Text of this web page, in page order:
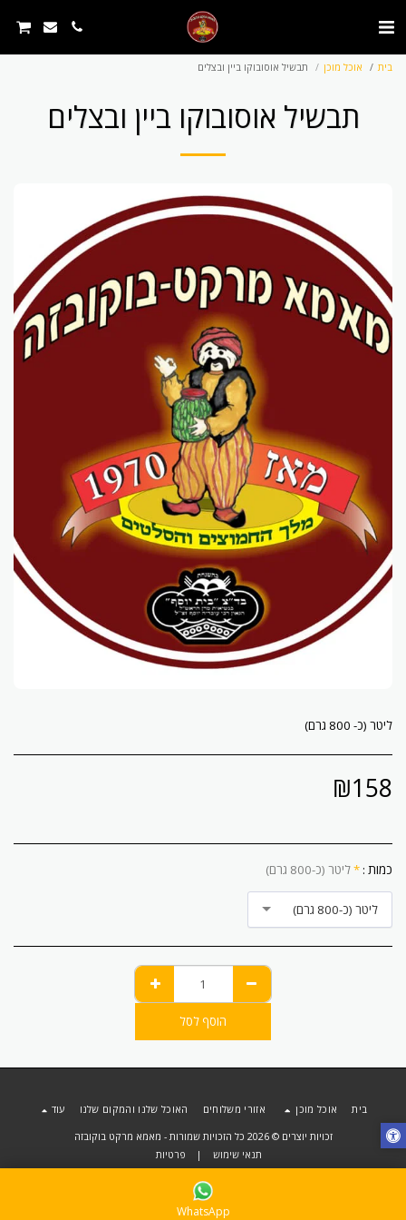
בית אוכל מוכן תבשיל אוסובוקו ביין ובצלים
תבשיל אוסובוקו ביין ובצלים
ליטר (כ- 800 גרם)
₪158
כמות : *ליטר (כ-800 גרם)
ליטר (כ-800 גרם)
הוסף לסל
בית אוכל מוכן אזורי משלוחים האוכל שלנו והמקום שלנו עוד
זכויות יוצרים © 2026 כל הזכויות שמורות -
מאמא מרקט בוקובזה
תנאי שימוש | פרטיות
WhatsApp